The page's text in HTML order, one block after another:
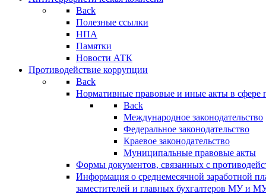
Back
Полезные ссылки
НПА
Памятки
Новости АТК
Противодействие коррупции
Back
Нормативные правовые и иные акты в сфере
Back
Международное законодательство
Федеральное законодательство
Краевое законодательство
Муниципальные правовые акты
Формы документов, связанных с
Информация о среднемесячной заработной
заместителей и главных бухгалтеров МУ и